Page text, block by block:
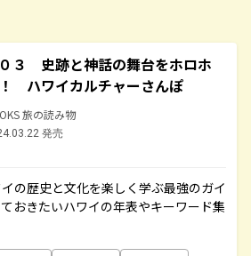
３ 史跡と神話の舞台をホロホ
ハワイカルチャーさんぽ
旅の読み物
発売
の歴史と文化を楽しく学ぶ最強のガイ
おきたいハワイの年表やキーワード集